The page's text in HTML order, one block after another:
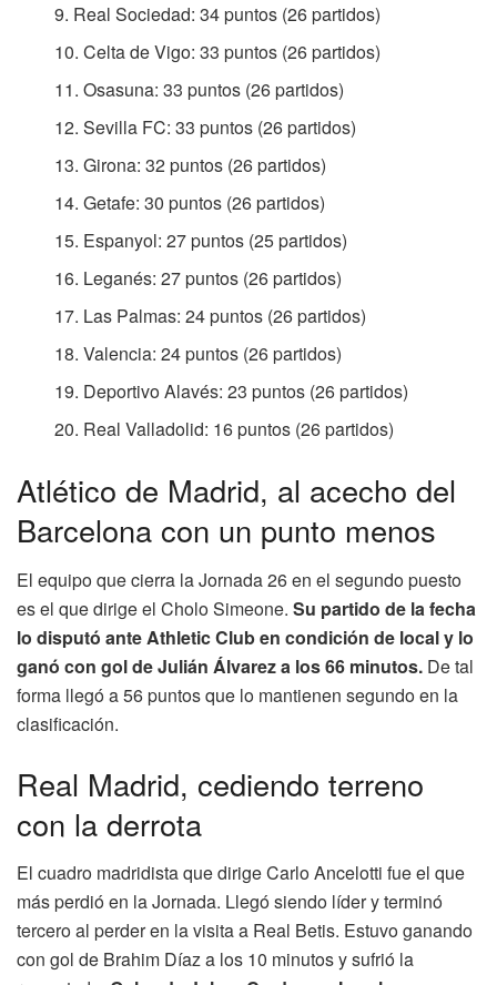
Real Sociedad: 34 puntos (26 partidos)
Celta de Vigo: 33 puntos (26 partidos)
Osasuna: 33 puntos (26 partidos)
Sevilla FC: 33 puntos (26 partidos)
Girona: 32 puntos (26 partidos)
Getafe: 30 puntos (26 partidos)
Espanyol: 27 puntos (25 partidos)
Leganés: 27 puntos (26 partidos)
Las Palmas: 24 puntos (26 partidos)
Valencia: 24 puntos (26 partidos)
Deportivo Alavés: 23 puntos (26 partidos)
Real Valladolid: 16 puntos (26 partidos)
Atlético de Madrid, al acecho del
Barcelona con un punto menos
El equipo que cierra la Jornada 26 en el segundo puesto
es el que dirige el Cholo Simeone. Su partido de la fecha
lo disputó ante Athletic Club en condición de local y lo
ganó con gol de Julián Álvarez a los 66 minutos. De tal
forma llegó a 56 puntos que lo mantienen segundo en la
clasificación.
Real Madrid, cediendo terreno
con la derrota
El cuadro madridista que dirige Carlo Ancelotti fue el que
más perdió en la Jornada. Llegó siendo líder y terminó
tercero al perder en la visita a Real Betis. Estuvo ganando
con gol de Brahim Díaz a los 10 minutos y sufrió la